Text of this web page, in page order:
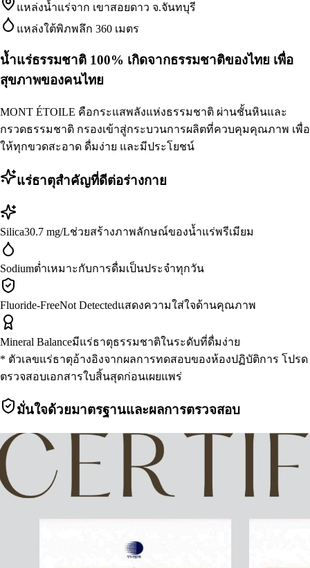
แหล่งน้ำแร่จาก เขาสอยดาว จ.จันทบุรี
แหล่งใต้พิภพลึก 360 เมตร
น้ำแร่ธรรมชาติ 100% เกิดจากธรรมชาติของไทย เพื่อ
สุขภาพของคนไทย
MONT ÉTOILE คือกระแสพลังแห่งธรรมชาติ ผ่านชั้นหินและ
กรวดธรรมชาติ กรองเข้าสู่กระบวนการผลิตที่ควบคุมคุณภาพ เพื่อ
ให้ทุกขวดสะอาด ดื่มง่าย และมีประโยชน์
แร่ธาตุสำคัญที่ดีต่อร่างกาย
Silica30.7 mg/Lช่วยสร้างภาพลักษณ์ของน้ำแร่พรีเมียม
Sodiumต่ำเหมาะกับการดื่มเป็นประจำทุกวัน
Fluoride-FreeNot Detectedแสดงความใส่ใจด้านคุณภาพ
Mineral Balanceมีแร่ธาตุธรรมชาติในระดับที่ดื่มง่าย
* ตัวเลขแร่ธาตุอ้างอิงจากผลการทดสอบของห้องปฏิบัติการ โปรด
ตรวจสอบเอกสารใบสิ้นสุดก่อนเผยแพร่
มั่นใจด้วยมาตรฐานและผลการตรวจสอบ